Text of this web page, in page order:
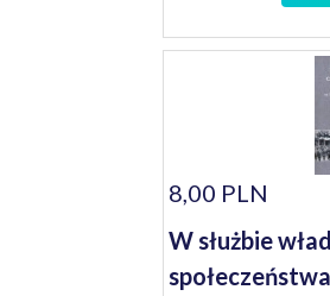
8,00 PLN
W służbie